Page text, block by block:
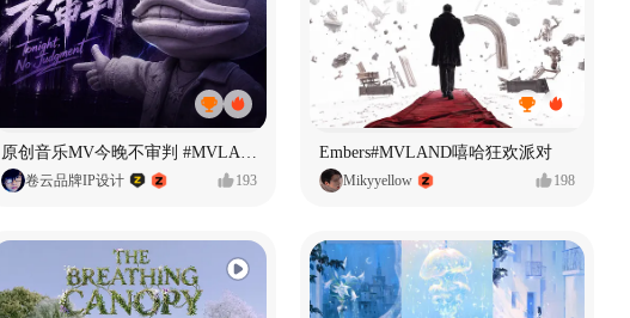
卷云品牌IP设计 193
Embers#MVLAND嘻哈狂欢派对
Mikyyellow 198